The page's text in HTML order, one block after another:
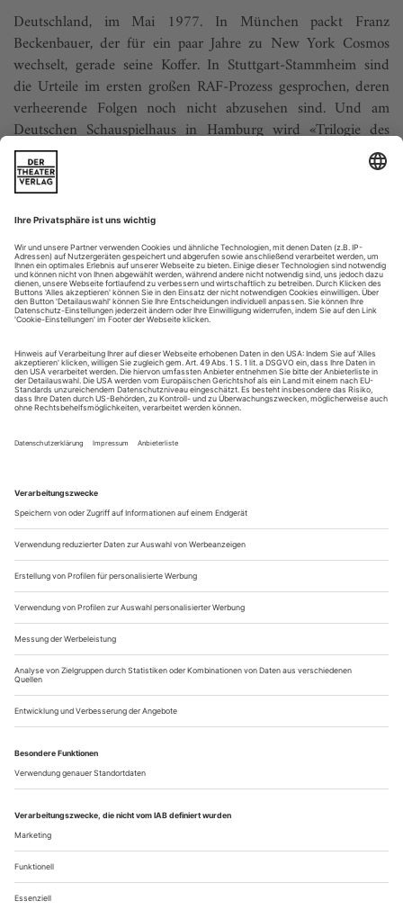
Deutschland, im Mai 1977. In München packt Franz
Beckenbauer, der für ein paar Jahre zu New York Cosmos
wechselt, gerade seine Koffer. In Stuttgart-Stammheim sind
die Urteile im ersten großen RAF-Prozess gesprochen, deren
verheerende Folgen noch nicht abzu­sehen sind. Und am
Deutschen Schauspielhaus in Hamburg wird «Trilogie des
Wiedersehens», das dritte...
"Die Liebe killt mich noch"
Was fehlt? Auch wenn jedes Auswahlgremium seine Entscheidung
Neu-Juror Andres Müry mit der Theatertreffenauswahl ziemlich
zufrieden ist und Mühlheim-Entscheider Wolfgang Kralicek erklärt,
warum die Nominierungen zu «Stücke 09» gar nicht anders hätten
ausfallen können - wir haben Kollegen gefunden, die finden: Da fehlt
sehr wohl was.
Eine fehlt aber garantiert nicht, sondern ist glücklicherweise ganz
vorne dran: die Schauspielerin Birgit Minchmayr, ein Teufel von
Inszenierung «Der Weibsteufel» zum Berliner Theatertreffen
eingeladen. Mitte des Monats bekam sie ihren ersten
Filmpreis, als die Berlinale-Jury sie für ihre Rolle der Gitti in
Maren Ades Beziehungsdrama «Alle anderen» mit dem
Silbernen Bären auszeichnete....
In der dritten Reihe
Das Ballhaus Naunynstraße in Berlin-Kreuzberg spezialisiert sich auf
postmigrantische Themen
Als im vergangenen November das vormals völlig danieder
liegende Kieztheater Ballhaus Naunynstraße neu eröffnet
wurde, war den Machern ziemlich bang. Die frisch gebackene
Theaterdirektorin Shermin Langhoff wollte sich angesichts
eines Etats von 240.000 Euro lieber gar nicht Direktorin
nennen. Wir sind ein Theater in der «dritten Reihe», betonte
sie. Das Ballhaus...
Über uns Kontakt Kritikerumfrage Newsletter